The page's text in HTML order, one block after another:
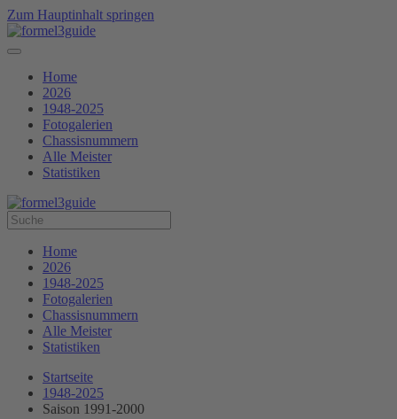
Zum Hauptinhalt springen
Home
2026
1948-2025
Fotogalerien
Chassisnummern
Alle Meister
Statistiken
Home
2026
1948-2025
Fotogalerien
Chassisnummern
Alle Meister
Statistiken
Startseite
1948-2025
Saison 1991-2000